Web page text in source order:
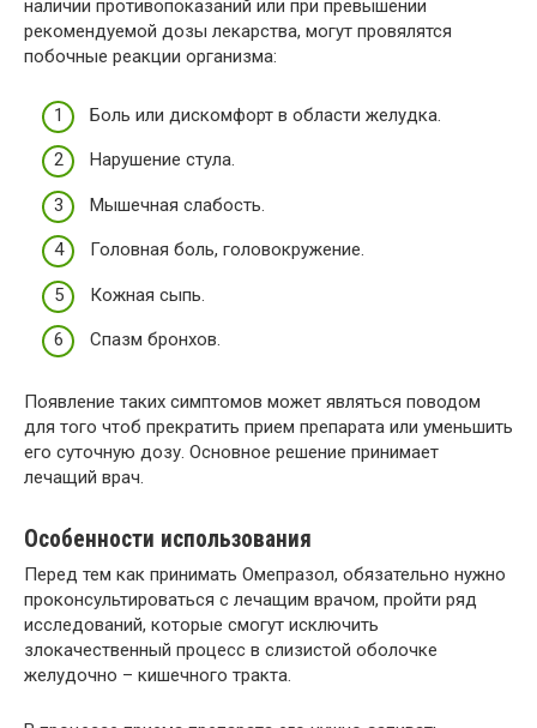
наличии противопоказаний или при превышении
рекомендуемой дозы лекарства, могут провялятся
побочные реакции организма:
Боль или дискомфорт в области желудка.
Нарушение стула.
Мышечная слабость.
Головная боль, головокружение.
Кожная сыпь.
Спазм бронхов.
Появление таких симптомов может являться поводом
для того чтоб прекратить прием препарата или уменьшить
его суточную дозу. Основное решение принимает
лечащий врач.
Особенности использования
Перед тем как принимать Омепразол, обязательно нужно
проконсультироваться с лечащим врачом, пройти ряд
исследований, которые смогут исключить
злокачественный процесс в слизистой оболочке
желудочно – кишечного тракта.